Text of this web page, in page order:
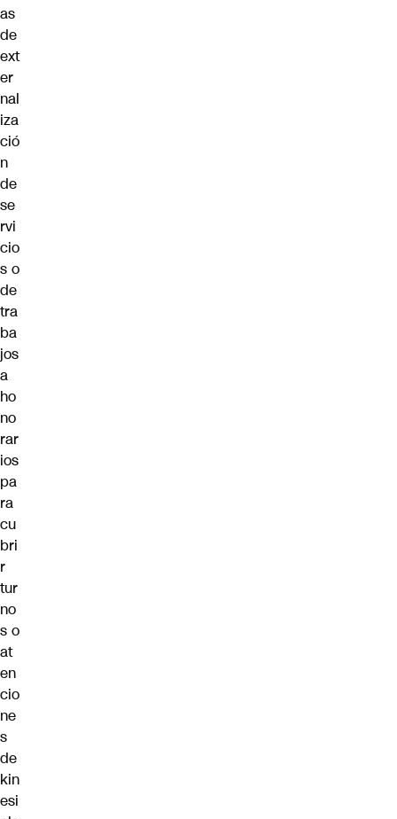
as
de
ext
er
nal
iza
ció
n
de
se
rvi
cio
s o
de
tra
ba
jos
a
ho
no
rar
ios
pa
ra
cu
bri
r
tur
no
s o
at
en
cio
ne
s
de
kin
esi